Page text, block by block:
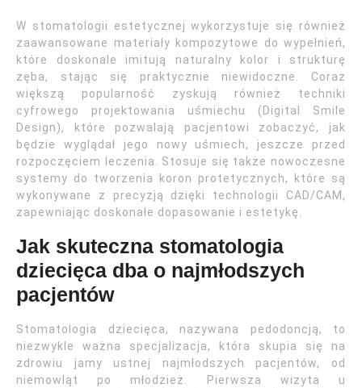
W stomatologii estetycznej wykorzystuje się również
zaawansowane materiały kompozytowe do wypełnień,
które doskonale imitują naturalny kolor i strukturę
zęba, stając się praktycznie niewidoczne. Coraz
większą popularność zyskują również techniki
cyfrowego projektowania uśmiechu (Digital Smile
Design), które pozwalają pacjentowi zobaczyć, jak
będzie wyglądał jego nowy uśmiech, jeszcze przed
rozpoczęciem leczenia. Stosuje się także nowoczesne
systemy do tworzenia koron protetycznych, które są
wykonywane z precyzją dzięki technologii CAD/CAM,
zapewniając doskonałe dopasowanie i estetykę.
Jak skuteczna stomatologia
dziecięca dba o najmłodszych
pacjentów
Stomatologia dziecięca, nazywana pedodoncją, to
niezwykle ważna specjalizacja, która skupia się na
zdrowiu jamy ustnej najmłodszych pacjentów, od
niemowląt po młodzież. Pierwsza wizyta u